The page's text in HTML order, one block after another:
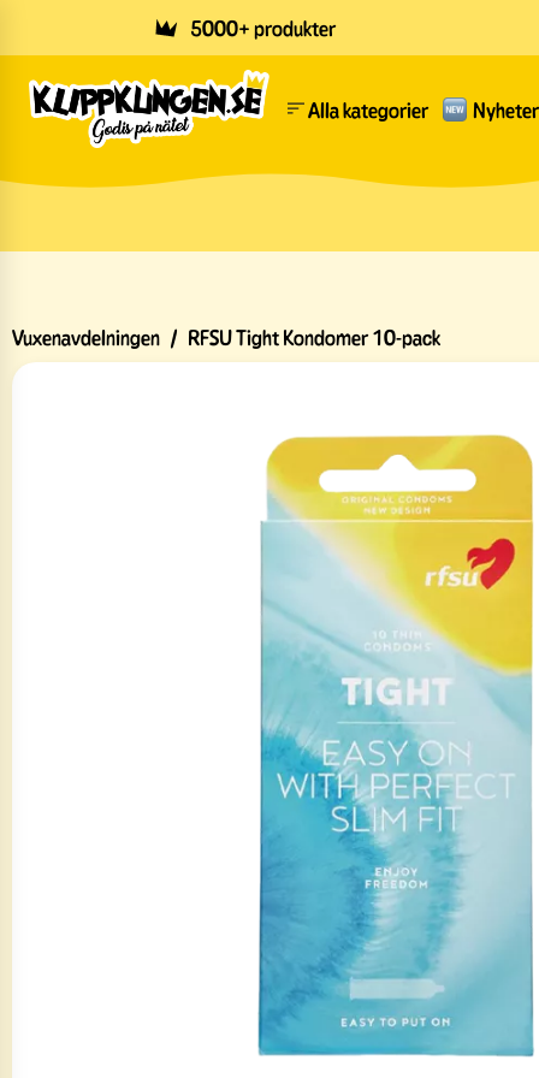
5000+ produkter
Alla kategorier Nyheter
Vuxenavdelningen / RFSU Tight Kondomer 10-pack